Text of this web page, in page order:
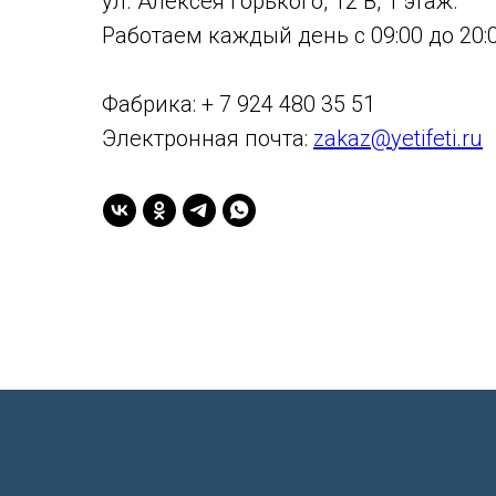
Работаем каждый день с 09:00 до
Фабрика: + 7 924 480 35 51
Электронная почта: zakaz@yetifeti.ru